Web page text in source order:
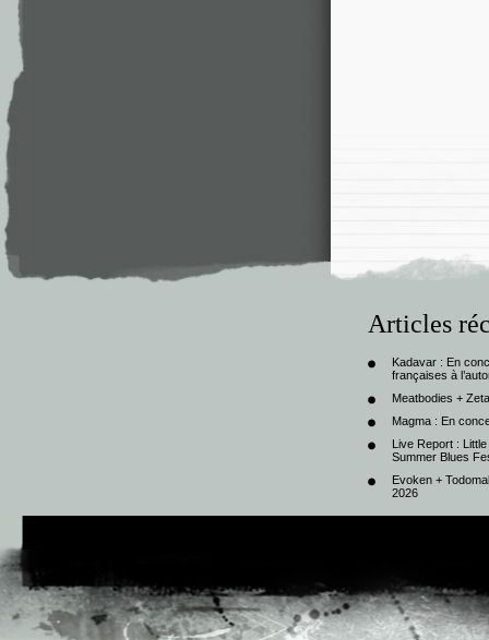
Articles
Kadavar : En
françaises à
Meatbodies +
Magma : En
Live Report :
Summer Blues
Evoken +
2026